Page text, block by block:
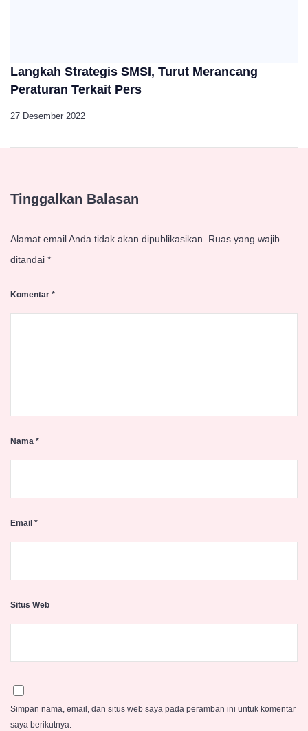
Langkah Strategis SMSI, Turut Merancang
Peraturan Terkait Pers
27 Desember 2022
Tinggalkan Balasan
Alamat email Anda tidak akan dipublikasikan. Ruas yang wajib
ditandai *
Komentar *
Nama *
Email *
Situs Web
Simpan nama, email, dan situs web saya pada peramban ini untuk komentar
saya berikutnya.